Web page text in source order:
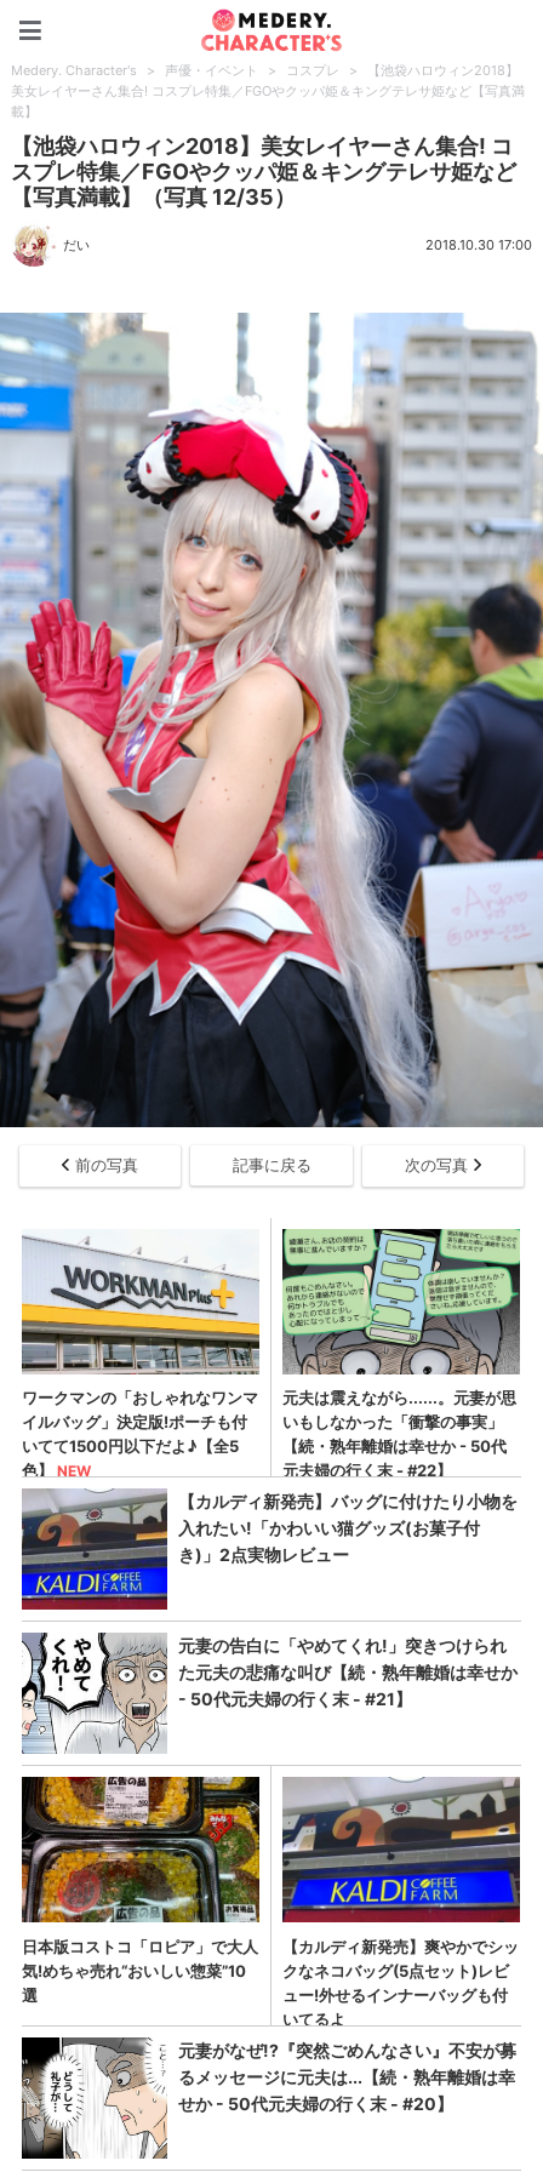
Medery. Character's > 声優・イベント > コスプレ >
【池袋ハロウィン2018】
美女レイヤーさん集合! コスプレ特集／FGOやクッパ姫＆キングテレサ姫など【写真満
載】
【池袋ハロウィン2018】美女レイヤーさん集合! コ
スプレ特集／FGOやクッパ姫＆キングテレサ姫など
【写真満載】（写真 12/35）
だい 2018.10.30 17:00
前の写真 記事に戻る 次の写真